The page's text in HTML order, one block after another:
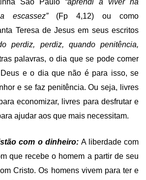
São Paulo “aprendi a viver na
escassez” (Fp 4,12) ou como
Teresa de Jesus em seus escritos
perdiz, perdiz, quando penitência,
palavras, o dia que se pode comer
e o dia que não é para isso, se
e se faz penitência. Ou seja, livres
economizar, livres para desfrutar e
ajudar aos que mais necessitam.
com o dinheiro: A liberdade com
que recebe o homem a partir de seu
Cristo. Os homens vivem para ter e